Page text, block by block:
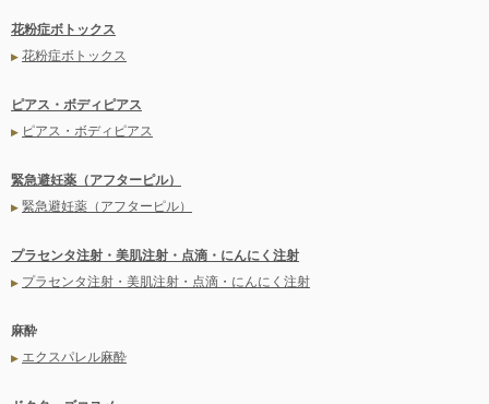
花粉症ボトックス
▶ 花粉症ボトックス
ピアス・ボディピアス
▶ ピアス・ボディピアス
緊急避妊薬（アフターピル）
▶ 緊急避妊薬（アフターピル）
プラセンタ注射・美肌注射・点滴・にんにく注射
▶ プラセンタ注射・美肌注射・点滴・にんにく注射
麻酔
▶ エクスパレル麻酔